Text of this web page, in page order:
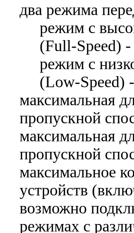
два режима
режим с
(Full-Speed)
режим с
(Low-Speed)
максимальная
пропускной
максимальная
пропускной
максимальное
устройств
возможно
режимах с